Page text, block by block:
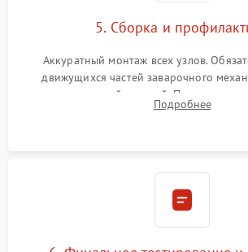
5. Сборка и
Аккуратный монтаж всех узлов.
движущихся частей заварочного
силиконовой смазкой. Проведение
декальцинации и очистки системы от
Подробнее